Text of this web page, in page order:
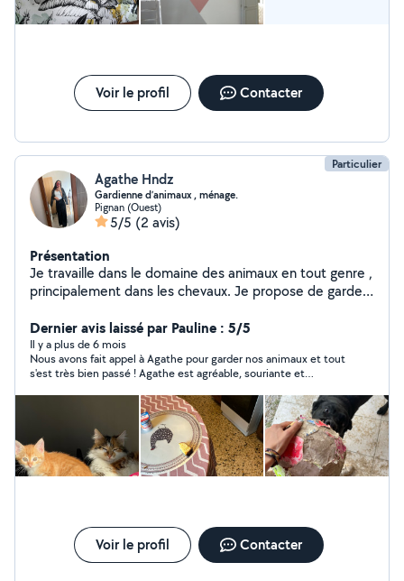
Voir le profil Contacter
Particulier
Agathe Hndz
Gardienne d’animaux , ménage.
Pignan (Ouest)
5/5 (2 avis)
Présentation
Je travaille dans le domaine des animaux en tout genre ,
principalement dans les chevaux. Je propose de gardez
! je dispose dun terrain de 1ha pour accueillir vos
animaux aussi avec grand plaisir ! Je me propose aussi
pour faire du co-voiturage , Femme de ménage , faire
vos courses , gardez vos enfants, vous aidez dans
l'informatique du mieux que je pourrais et les entretien
piscine ! Au plaisir d'échanger avec vous
Dernier avis laissé par Pauline : 5/5
Il y a plus de 6 mois
Nous avons fait appel à Agathe pour garder nos animaux et tout
s'est très bien passé ! Agathe est agréable, souriante et
Voir le profil Contacter